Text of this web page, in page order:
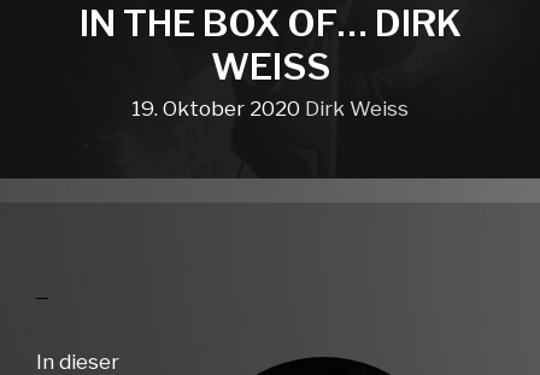
IN THE BOX OF… DIRK
WEISS
19. Oktober 2020 Dirk Weiss
In dieser